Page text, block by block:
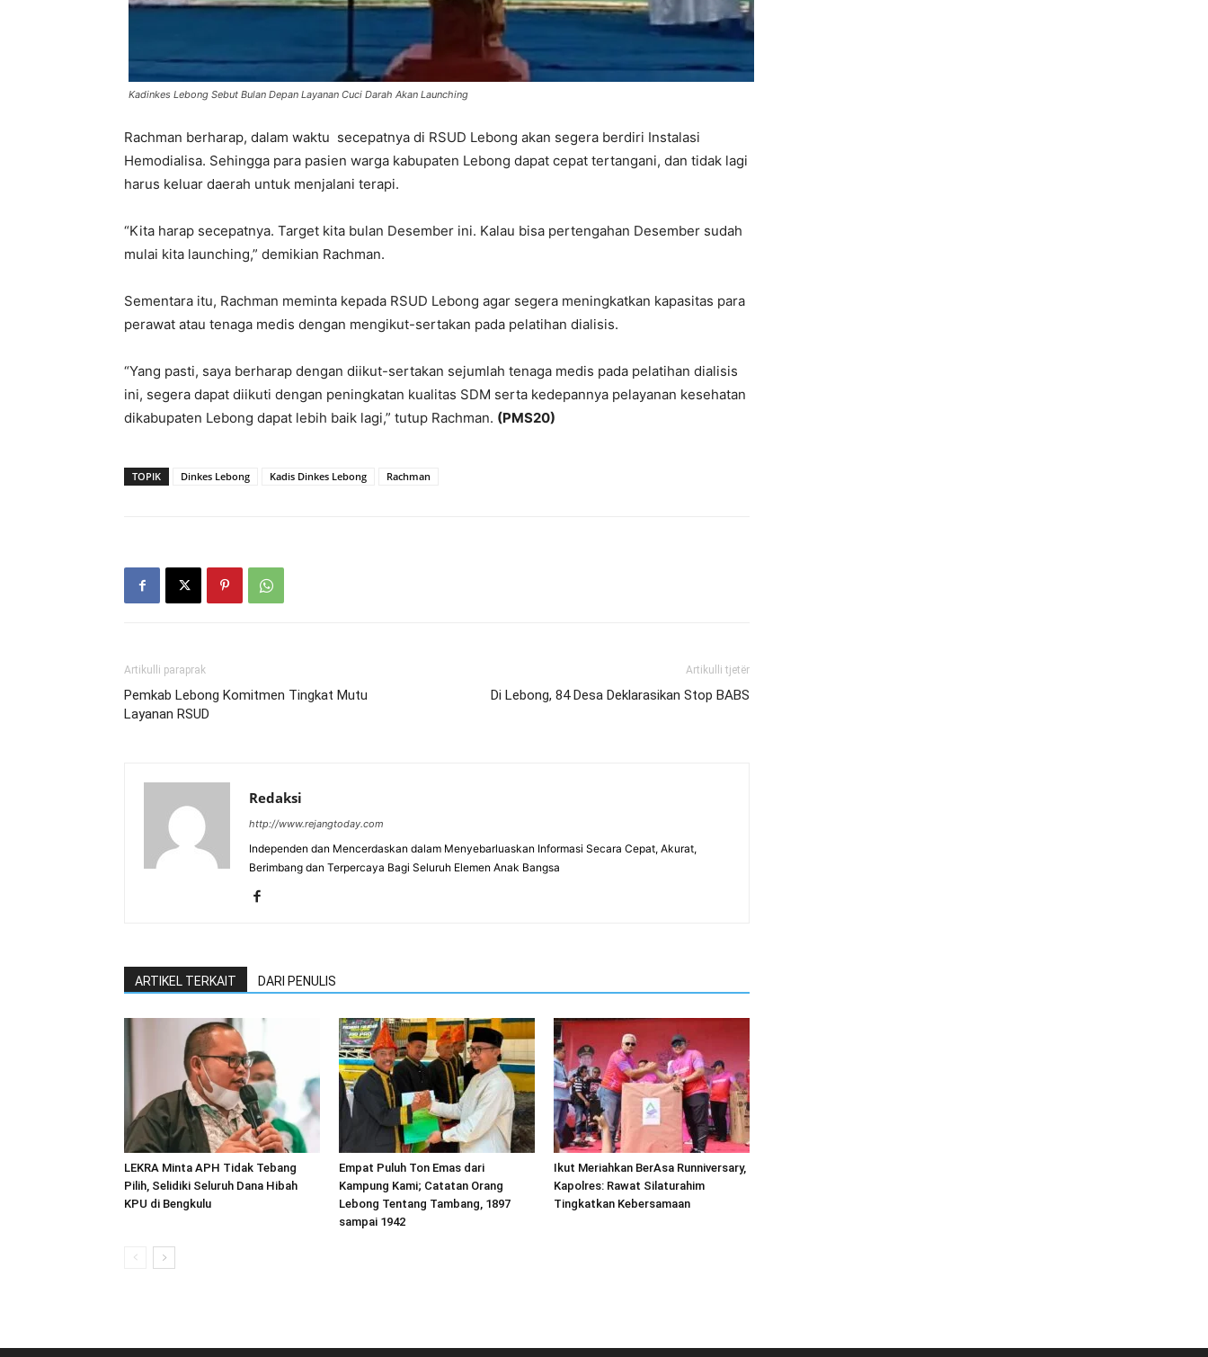
Kadinkes Lebong Sebut Bulan Depan Layanan Cuci Darah Akan Launching
Rachman berharap, dalam waktu secepatnya di RSUD Lebong akan segera berdiri Instalasi
Hemodialisa. Sehingga para pasien warga kabupaten Lebong dapat cepat tertangani, dan tidak lagi
harus keluar daerah untuk menjalani terapi.
“Kita harap secepatnya. Target kita bulan Desember ini. Kalau bisa pertengahan Desember sudah
mulai kita launching,” demikian Rachman.
Sementara itu, Rachman meminta kepada RSUD Lebong agar segera meningkatkan kapasitas para
perawat atau tenaga medis dengan mengikut-sertakan pada pelatihan dialisis.
“Yang pasti, saya berharap dengan diikut-sertakan sejumlah tenaga medis pada pelatihan dialisis
ini, segera dapat diikuti dengan peningkatan kualitas SDM serta kedepannya pelayanan kesehatan
dikabupaten Lebong dapat lebih baik lagi,” tutup Rachman. (PMS20)
TOPIK Dinkes Lebong Kadis Dinkes Lebong Rachman
Artikulli paraprak
Pemkab Lebong Komitmen Tingkat Mutu
Layanan RSUD
Artikulli tjetër
Di Lebong, 84 Desa Deklarasikan Stop BABS
Redaksi
http://www.rejangtoday.com
Independen dan Mencerdaskan dalam Menyebarluaskan Informasi Secara Cepat, Akurat,
Berimbang dan Terpercaya Bagi Seluruh Elemen Anak Bangsa
ARTIKEL TERKAIT DARI PENULIS
LEKRA Minta APH Tidak Tebang
Pilih, Selidiki Seluruh Dana Hibah
KPU di Bengkulu
Empat Puluh Ton Emas dari
Kampung Kami; Catatan Orang
Lebong Tentang Tambang, 1897
sampai 1942
Ikut Meriahkan BerAsa Runniversary,
Kapolres: Rawat Silaturahim
Tingkatkan Kebersamaan